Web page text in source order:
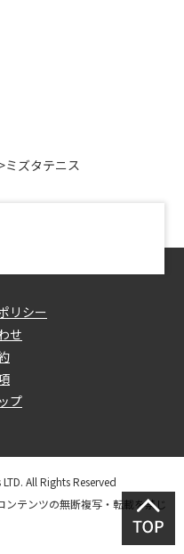
>ミズタテニス
リシー
せ
プ
All Rights Reserved
テンツの無断複写・転載を禁じ